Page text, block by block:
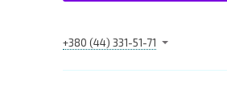
+380 (44) 331-51-71